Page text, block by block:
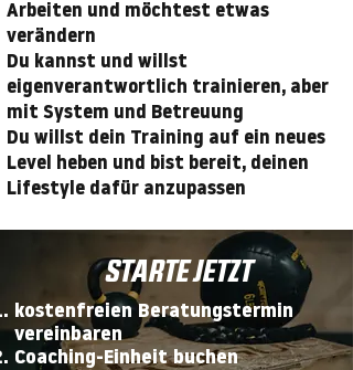
Arbeiten und möchtest etwas
verändern
Du kannst und willst
eigenverantwortlich trainieren, aber
mit System und Betreuung
Du willst dein Training auf ein neues
Level heben und bist bereit, deinen
Lifestyle dafür anzupassen
STARTE JETZT
kostenfreien Beratungstermin
vereinbaren
Coaching-Einheit buchen